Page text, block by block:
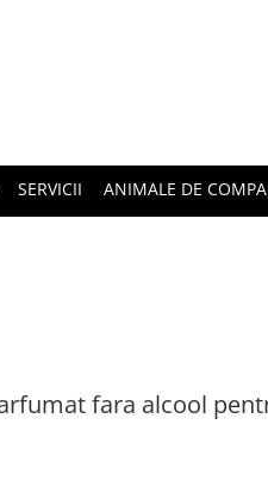
SERVICII ANIMALE DE
fara alcool